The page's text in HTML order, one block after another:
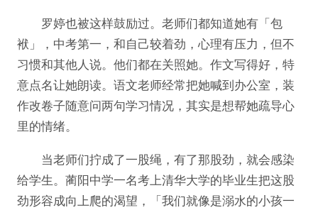
罗婷也被这样鼓励过。老师们都知道她有「包
袱」，中考第一，和自己较着劲，心理有压力，但不
习惯和其他人说。他们都在关照她。作文写得好，特
意点名让她朗读。语文老师经常把她喊到办公室，装
作改卷子随意问两句学习情况，其实是想帮她疏导心
里的情绪。
当老师们拧成了一股绳，有了那股劲，就会感染
给学生。蔺阳中学一名考上清华大学的毕业生把这股
劲形容成向上爬的渴望，「我们就像是溺水的小孩一